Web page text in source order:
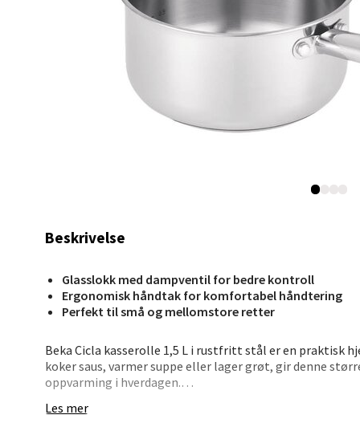
Beskrivelse
Glasslokk med dampventil for bedre kontroll
Ergonomisk håndtak for komfortabel håndtering
Perfekt til små og mellomstore retter
Beka Cicla kasserolle 1,5 L i rustfritt stål er en praktisk
koker saus, varmer suppe eller lager grøt, gir denne
oppvarming i hverdagen.
Den solide 3-lags bunnen sørger for jevn varme og rask
Les mer
Oslo
Erich
0 i